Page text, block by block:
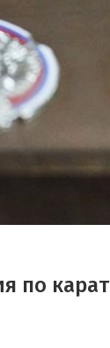
по